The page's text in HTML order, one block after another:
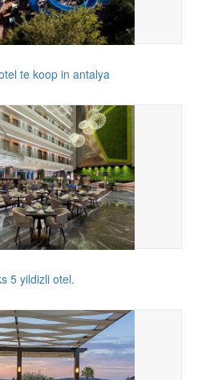
te koop in antalya
5 yildizli otel.